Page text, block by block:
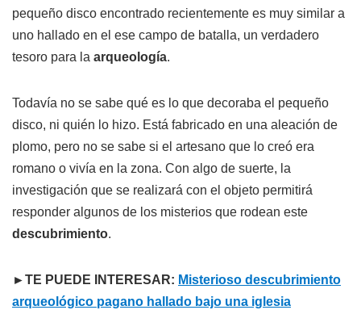
pequeño disco encontrado recientemente es muy similar a
uno hallado en el ese campo de batalla, un verdadero
tesoro para la arqueología.
Todavía no se sabe qué es lo que decoraba el pequeño
disco, ni quién lo hizo. Está fabricado en una aleación de
plomo, pero no se sabe si el artesano que lo creó era
romano o vivía en la zona. Con algo de suerte, la
investigación que se realizará con el objeto permitirá
responder algunos de los misterios que rodean este
descubrimiento.
►TE PUEDE INTERESAR: Misterioso descubrimiento
arqueológico pagano hallado bajo una iglesia